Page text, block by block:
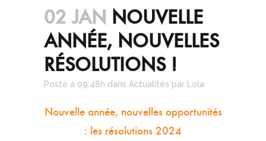
02 JAN NOUVELLE
ANNÉE, NOUVELLES
RÉSOLUTIONS !
Posté à 09:48h dans Actualités par Lola
Nouvelle année, nouvelles opportunités
: les résolutions 2024